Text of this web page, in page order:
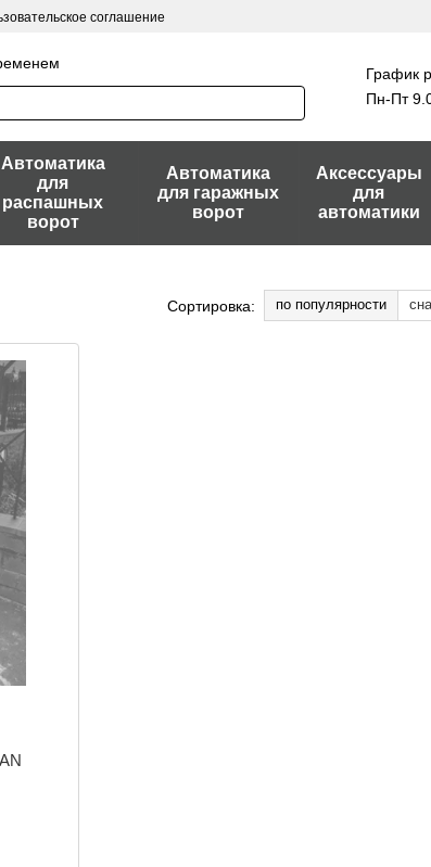
соглашение
График
Пн-Пт
Автоматика
для
распашных
ворот
Автоматика
для гаражных
ворот
Аксессуары
для
автоматики
Сортировка: по популярности